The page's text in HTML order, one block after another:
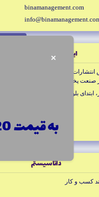
×
به قیمت 20 میلیون تومان به فروش می رسد!
binamanagement.com
ايده پردازان كسب و كار
صنعت پخش و فروش صنايع غذايى
ابتداى بلوچستان، روبروى پل عابر
info@bicenter.ir
دانا سيستم
كسب و كار